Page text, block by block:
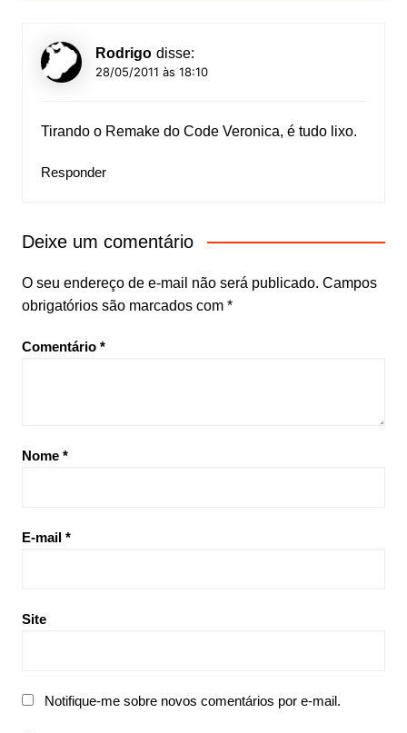
Rodrigo disse:
28/05/2011 às 18:10
Tirando o Remake do Code Veronica, é tudo lixo.
Responder
Deixe um comentário
O seu endereço de e-mail não será publicado. Campos
obrigatórios são marcados com *
Comentário *
Nome *
E-mail *
Site
Notifique-me sobre novos comentários por e-mail.